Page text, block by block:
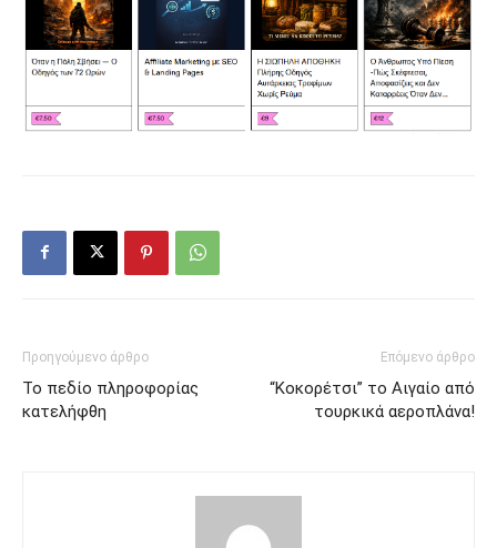
Προηγούμενο άρθρο
Το πεδίο πληροφορίας
κατελήφθη
Επόμενο άρθρο
“Κοκορέτσι” το Αιγαίο από
τουρκικά αεροπλάνα!